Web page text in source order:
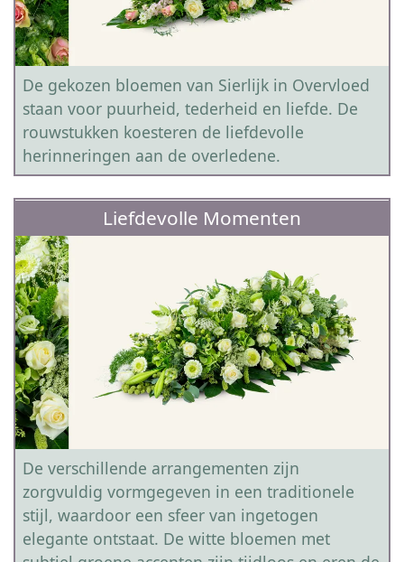
De gekozen bloemen van Sierlijk in Overvloed
staan voor puurheid, tederheid en liefde. De
rouwstukken koesteren de liefdevolle
herinneringen aan de overledene.
Liefdevolle Momenten
De verschillende arrangementen zijn
zorgvuldig vormgegeven in een traditionele
stijl, waardoor een sfeer van ingetogen
elegante ontstaat. De witte bloemen met